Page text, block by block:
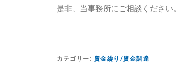
是非、当事務所にご相談ください。
カテゴリー: 資金繰り/資金調達